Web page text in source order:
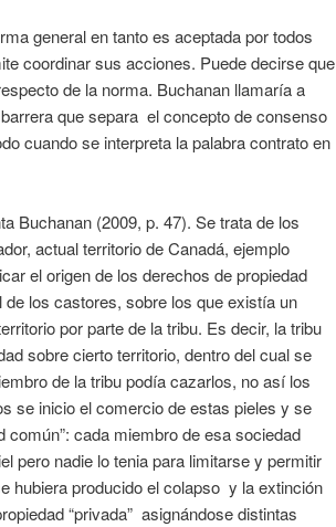
general en tanto es aceptada por todos
coordinar sus acciones. Puede decirse que
de la norma. Buchanan llamaría a
que separa el concepto de consenso
cuando se interpreta la palabra contrato en
Buchanan (2009, p. 47). Se trata de los
actual territorio de Canadá, ejemplo
el origen de los derechos de propiedad
los castores, sobre los que existía un
por parte de la tribu. Es decir, la tribu
sobre cierto territorio, dentro del cual se
de la tribu podía cazarlos, no así los
se inicio el comercio de estas pieles y se
común”: cada miembro de esa sociedad
pero nadie lo tenia para limitarse y permitir
hubiera producido el colapso y la extinción
“privada” asignándose distintas